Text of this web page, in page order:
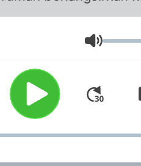
ini menjadi saksi
yang pasti
disegenap ruang diri.
Berdasarkan kisah-
benar, SYOK Cerita
Seram menceritakan
pengalaman-
seram yang pernah
Volumen